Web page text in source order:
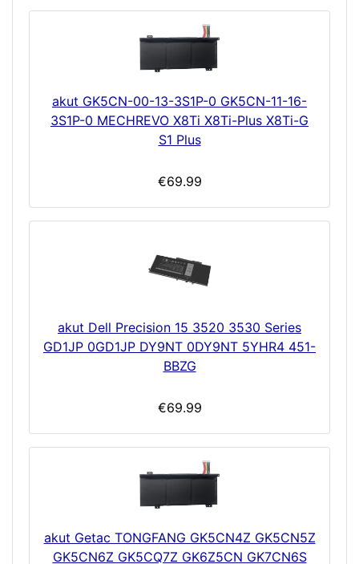
akut GK5CN-00-13-3S1P-0 GK5CN-11-16-
3S1P-0 MECHREVO X8Ti X8Ti-Plus X8Ti-G
S1 Plus
€69.99
akut Dell Precision 15 3520 3530 Series
GD1JP 0GD1JP DY9NT 0DY9NT 5YHR4 451-
BBZG
€69.99
akut Getac TONGFANG GK5CN4Z GK5CN5Z
GK5CN6Z GK5CQ7Z GK6Z5CN GK7CN6S